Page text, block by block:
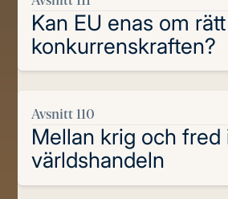
Kan EU enas om
konkurrenskraften?
Avsnitt 110
Mellan krig och fred
världshandeln